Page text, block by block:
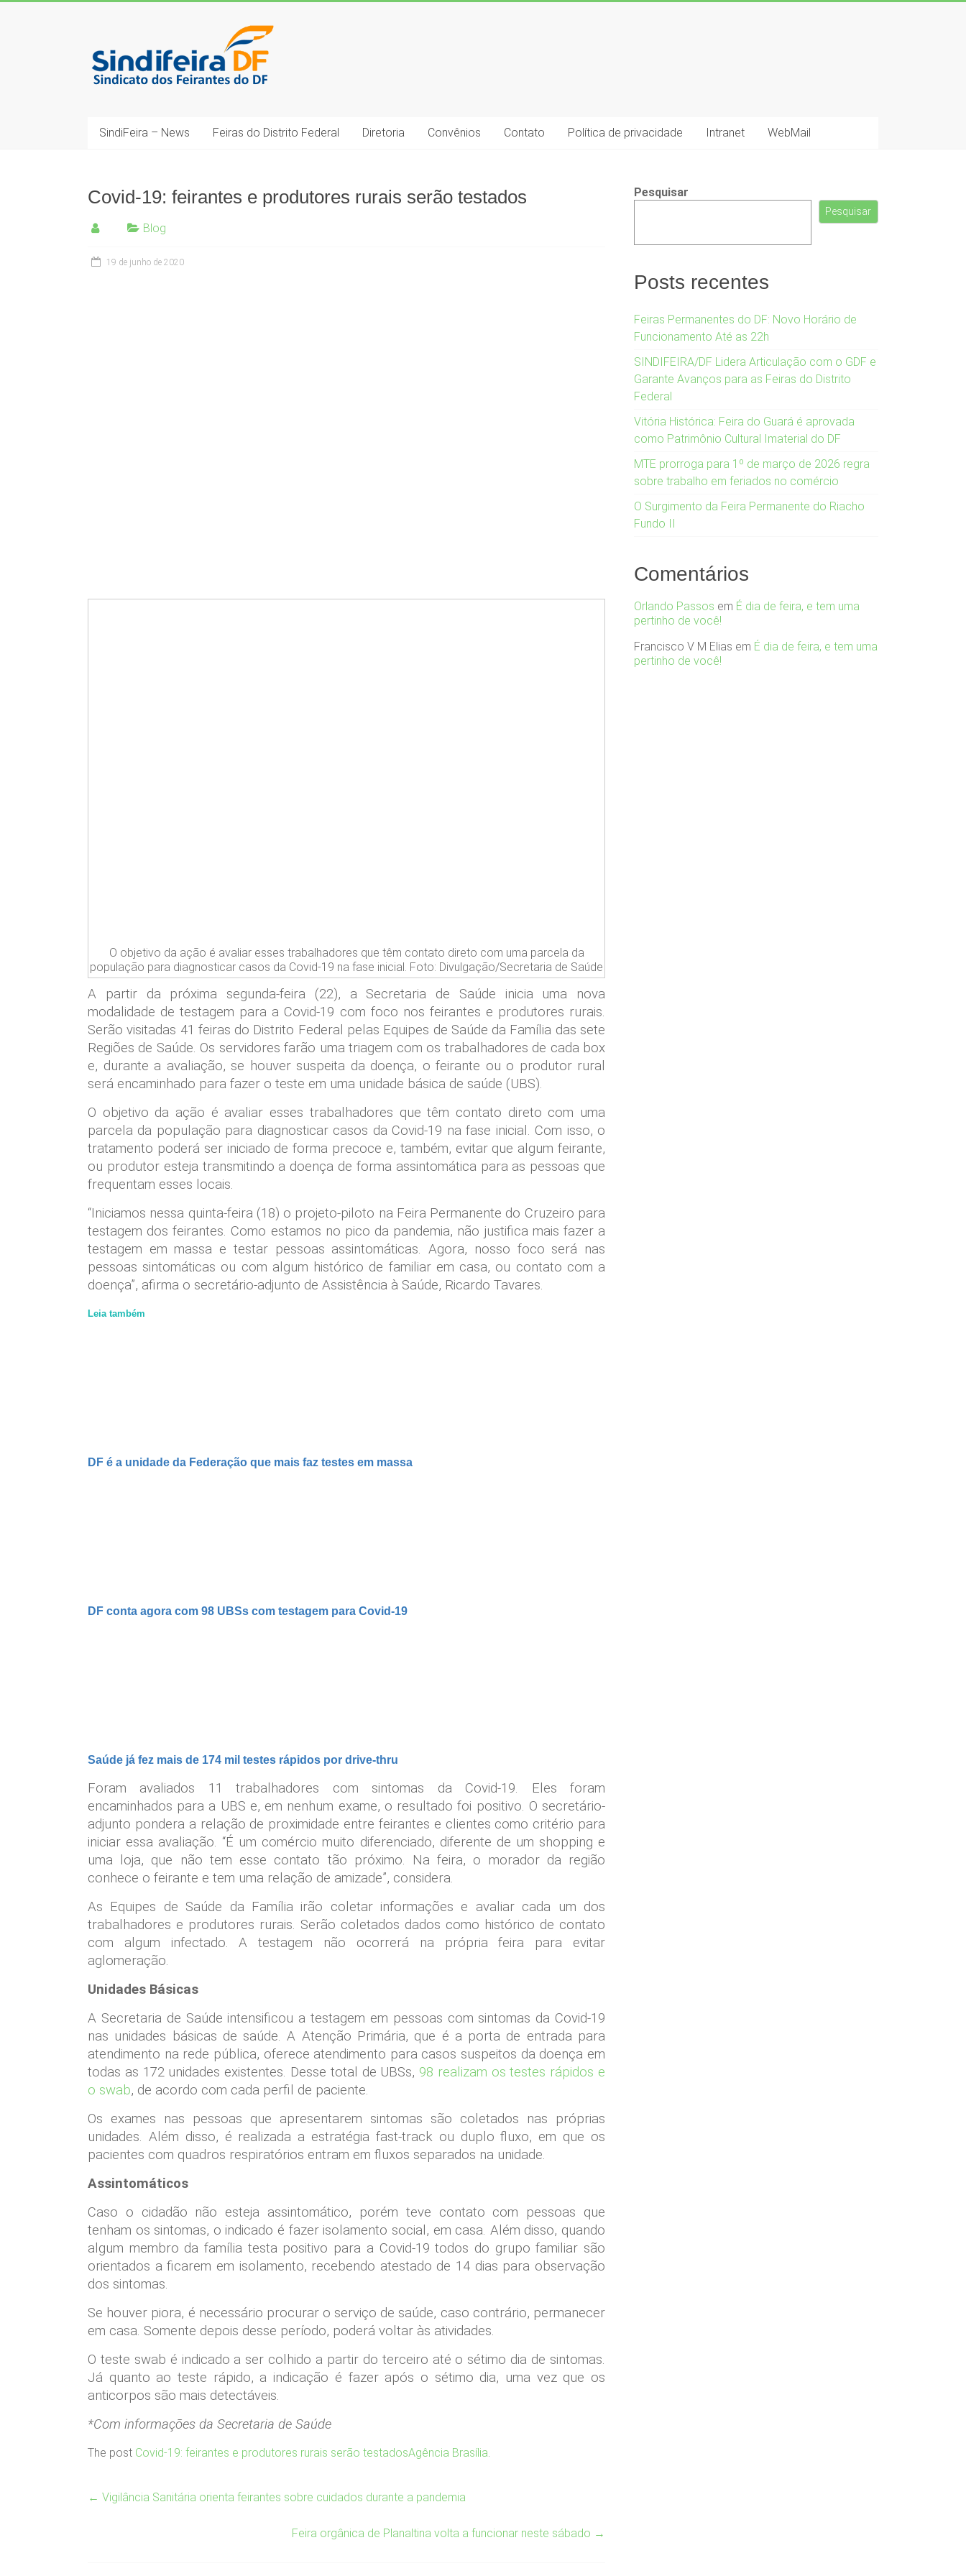
SindiFeira-
DF
Feirantes
SindiFeira – News Feiras do Distrito Federal Diretoria Convênios Contato Política de privacidade Intranet WebMail
Covid-19: feirantes e produtores rurais serão testados
Blog
19 de junho de 2020
O objetivo da ação é avaliar esses trabalhadores que têm contato direto com uma parcela da
população para diagnosticar casos da Covid-19 na fase inicial. Foto: Divulgação/Secretaria de Saúde
A partir da próxima segunda-feira (22), a Secretaria de Saúde inicia uma nova
modalidade de testagem para a Covid-19 com foco nos feirantes e produtores rurais.
Serão visitadas 41 feiras do Distrito Federal pelas Equipes de Saúde da Família das sete
Regiões de Saúde. Os servidores farão uma triagem com os trabalhadores de cada box
e, durante a avaliação, se houver suspeita da doença, o feirante ou o produtor rural
será encaminhado para fazer o teste em uma unidade básica de saúde (UBS).
O objetivo da ação é avaliar esses trabalhadores que têm contato direto com uma
parcela da população para diagnosticar casos da Covid-19 na fase inicial. Com isso, o
tratamento poderá ser iniciado de forma precoce e, também, evitar que algum feirante,
ou produtor esteja transmitindo a doença de forma assintomática para as pessoas que
frequentam esses locais.
“Iniciamos nessa quinta-feira (18) o projeto-piloto na Feira Permanente do Cruzeiro para
testagem dos feirantes. Como estamos no pico da pandemia, não justifica mais fazer a
testagem em massa e testar pessoas assintomáticas. Agora, nosso foco será nas
pessoas sintomáticas ou com algum histórico de familiar em casa, ou contato com a
doença”, afirma o secretário-adjunto de Assistência à Saúde, Ricardo Tavares.
Leia também
DF é a unidade da Federação que mais faz testes em massa
DF conta agora com 98 UBSs com testagem para Covid-19
Saúde já fez mais de 174 mil testes rápidos por drive-thru
Foram avaliados 11 trabalhadores com sintomas da Covid-19. Eles foram
encaminhados para a UBS e, em nenhum exame, o resultado foi positivo. O secretário-
adjunto pondera a relação de proximidade entre feirantes e clientes como critério para
iniciar essa avaliação. “É um comércio muito diferenciado, diferente de um shopping e
uma loja, que não tem esse contato tão próximo. Na feira, o morador da região
conhece o feirante e tem uma relação de amizade”, considera.
As Equipes de Saúde da Família irão coletar informações e avaliar cada um dos
trabalhadores e produtores rurais. Serão coletados dados como histórico de contato
com algum infectado. A testagem não ocorrerá na própria feira para evitar
aglomeração.
Unidades Básicas
A Secretaria de Saúde intensificou a testagem em pessoas com sintomas da Covid-19
nas unidades básicas de saúde. A Atenção Primária, que é a porta de entrada para
atendimento na rede pública, oferece atendimento para casos suspeitos da doença em
todas as 172 unidades existentes. Desse total de UBSs, 98 realizam os testes rápidos e
o swab, de acordo com cada perfil de paciente.
Os exames nas pessoas que apresentarem sintomas são coletados nas próprias
unidades. Além disso, é realizada a estratégia fast-track ou duplo fluxo, em que os
pacientes com quadros respiratórios entram em fluxos separados na unidade.
Assintomáticos
Caso o cidadão não esteja assintomático, porém teve contato com pessoas que
tenham os sintomas, o indicado é fazer isolamento social, em casa. Além disso, quando
algum membro da família testa positivo para a Covid-19 todos do grupo familiar são
orientados a ficarem em isolamento, recebendo atestado de 14 dias para observação
dos sintomas.
Se houver piora, é necessário procurar o serviço de saúde, caso contrário, permanecer
em casa. Somente depois desse período, poderá voltar às atividades.
O teste swab é indicado a ser colhido a partir do terceiro até o sétimo dia de sintomas.
Já quanto ao teste rápido, a indicação é fazer após o sétimo dia, uma vez que os
anticorpos são mais detectáveis.
*Com informações da Secretaria de Saúde
The post Covid-19: feirantes e produtores rurais serão testadosAgência Brasília
← Vigilância Sanitária orienta feirantes sobre cuidados durante a pandemia
Feira orgânica de Planaltina volta a funcionar neste sábado →
Pesquisar
Pesquisar
Posts recentes
Feiras Permanentes do DF: Novo Horário de
Funcionamento Até as 22h
SINDIFEIRA/DF Lidera Articulação com o GDF e
Garante Avanços para as Feiras do Distrito
Federal
Vitória Histórica: Feira do Guará é aprovada
como Patrimônio Cultural Imaterial do DF
MTE prorroga para 1º de março de 2026 regra
sobre trabalho em feriados no comércio
O Surgimento da Feira Permanente do Riacho
Fundo II
Comentários
Orlando Passos em É dia de feira, e tem uma
pertinho de você!
Francisco V M Elias em É dia de feira, e tem uma
pertinho de você!